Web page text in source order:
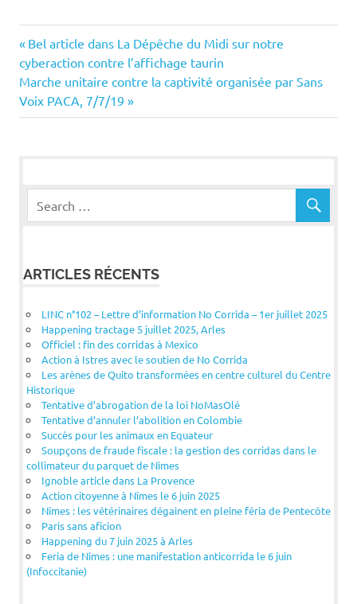
Navigation
de
l’article
Previous
Post:
Bel article dans La Dépêche du Midi sur notre
cyberaction contre l’affichage taurin
Next
Post:
Marche unitaire contre la captivité organisée par Sans
Voix PACA, 7/7/19
ARTICLES RÉCENTS
LINC n°102 – Lettre d’information No Corrida – 1er juillet 2025
Happening tractage 5 juillet 2025, Arles
Officiel : fin des corridas à Mexico
Action à Istres avec le soutien de No Corrida
Les arènes de Quito transformées en centre culturel du Centre
Historique
Tentative d’abrogation de la loi NoMasOlé
Tentative d’annuler l’abolition en Colombie
Succès pour les animaux en Equateur
Soupçons de fraude fiscale : la gestion des corridas dans le
collimateur du parquet de Nîmes
Ignoble article dans La Provence
Action citoyenne à Nîmes le 6 juin 2025
Nîmes : les vétérinaires dégainent en pleine féria de Pentecôte
Paris sans aficion
Happening du 7 juin 2025 à Arles
Feria de Nîmes : une manifestation anticorrida le 6 juin
(Infoccitanie)